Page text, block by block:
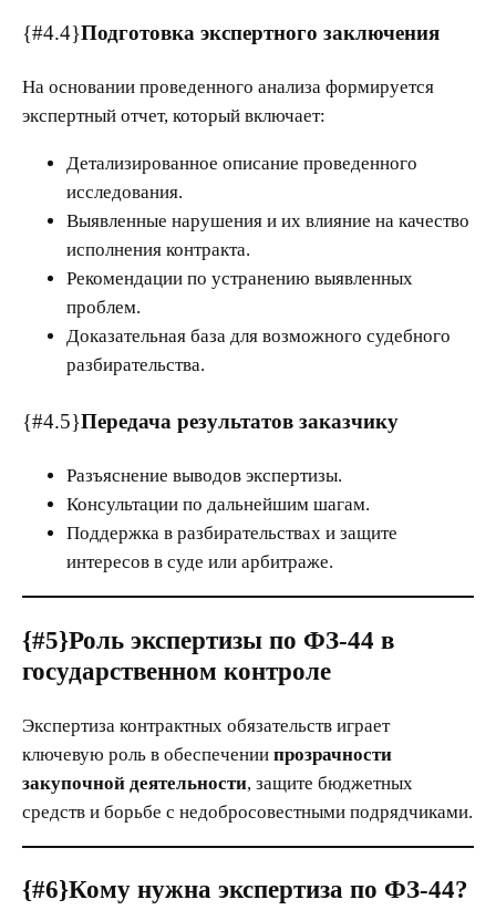
{#4.4}Подготовка экспертного заключения
На основании проведенного анализа формируется
экспертный отчет, который включает:
Детализированное описание проведенного
исследования.
Выявленные нарушения и их влияние на качество
исполнения контракта.
Рекомендации по устранению выявленных
проблем.
Доказательная база для возможного судебного
разбирательства.
{#4.5}Передача результатов заказчику
Разъяснение выводов экспертизы.
Консультации по дальнейшим шагам.
Поддержка в разбирательствах и защите
интересов в суде или арбитраже.
{#5}Роль экспертизы по ФЗ-44 в
государственном контроле
Экспертиза контрактных обязательств играет
ключевую роль в обеспечении прозрачности
закупочной деятельности, защите бюджетных
средств и борьбе с недобросовестными подрядчиками.
{#6}Кому нужна экспертиза по ФЗ-44?